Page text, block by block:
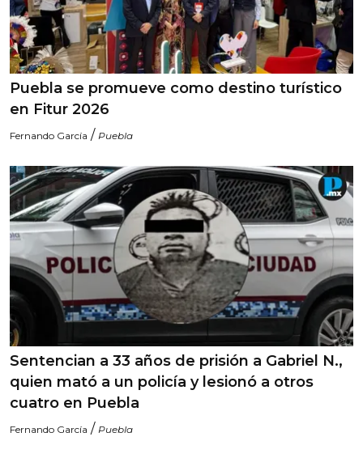
Puebla se promueve como destino turístico
en Fitur 2026
Fernando García / Puebla
Sentencian a 33 años de prisión a Gabriel N.,
quien mató a un policía y lesionó a otros
cuatro en Puebla
Fernando García / Puebla